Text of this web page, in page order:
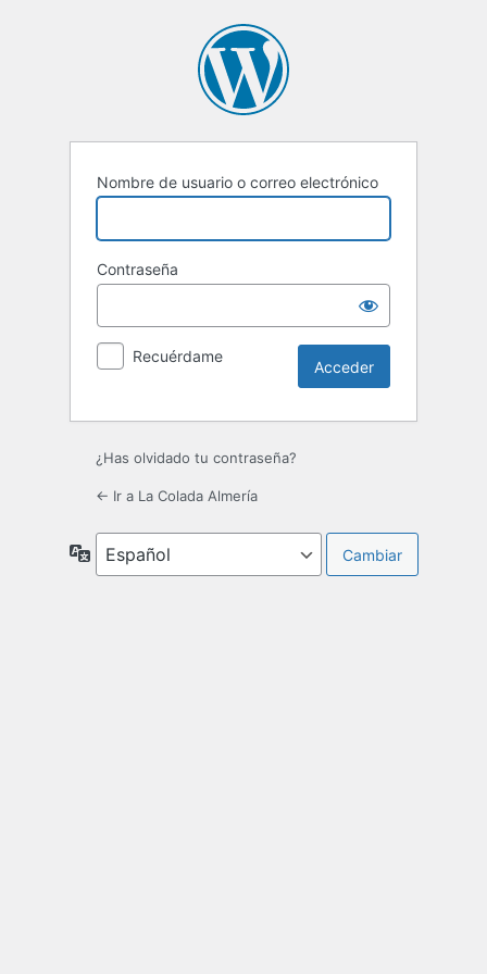
Nombre de usuario o correo electrónico
Contraseña
Recuérdame
¿Has olvidado tu contraseña?
← Ir a La Colada Almería
Idioma